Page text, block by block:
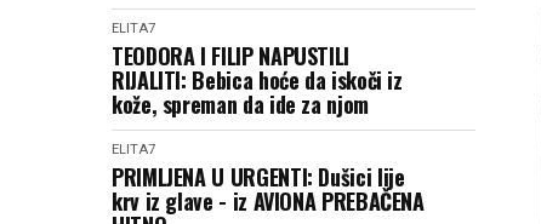
ELITA7
TEODORA I FILIP NAPUSTILI
RIJALITI: Bebica hoće da iskoči iz
kože, spreman da ide za njom
ELITA7
PRIMLJENA U URGENTI: Dušici lije
krv iz glave - iz AVIONA PREBAČENA